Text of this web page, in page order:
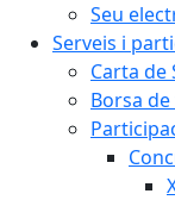
Seu
Serveis i
Carta de
Borsa